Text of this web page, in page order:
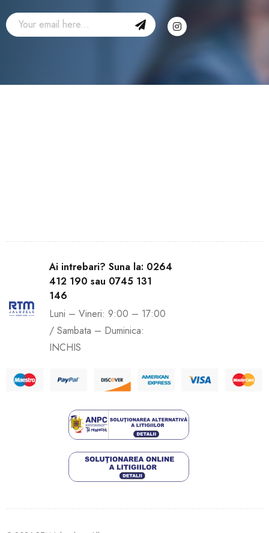
Ai intrebari? Suna la: 0264
412 190 sau 0745 131
146
Luni – Vineri: 9:00 – 17:00
/ Sambata – Duminica:
INCHIS